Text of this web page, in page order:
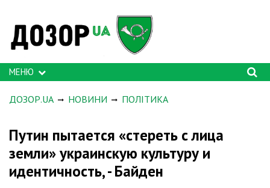
МЕНЮ
ДОЗОР.UA НОВИНИ ПОЛІТИКА
Путин пытается «стереть с лица
земли» украинскую культуру и
идентичность, - Байден